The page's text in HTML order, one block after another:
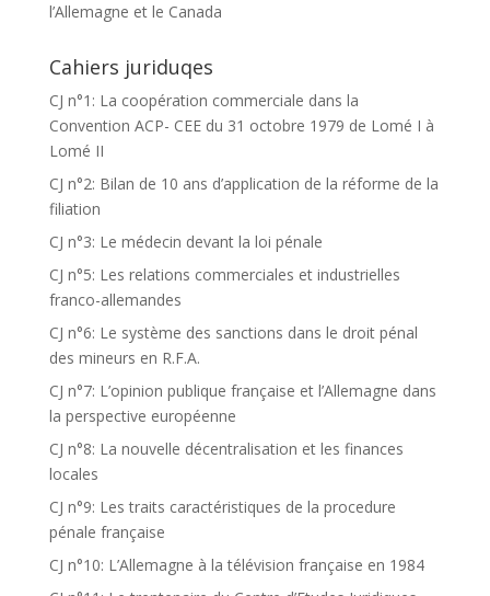
l’Allemagne et le Canada
Cahiers juriduqes
CJ n°1: La coopération commerciale dans la
Convention ACP- CEE du 31 octobre 1979 de Lomé I à
Lomé II
CJ n°2: Bilan de 10 ans d’application de la réforme de la
filiation
CJ n°3: Le médecin devant la loi pénale
CJ n°5: Les relations commerciales et industrielles
franco-allemandes
CJ n°6: Le système des sanctions dans le droit pénal
des mineurs en R.F.A.
CJ n°7: L’opinion publique française et l’Allemagne dans
la perspective européenne
CJ n°8: La nouvelle décentralisation et les finances
locales
CJ n°9: Les traits caractéristiques de la procedure
pénale française
CJ n°10: L’Allemagne à la télévision française en 1984